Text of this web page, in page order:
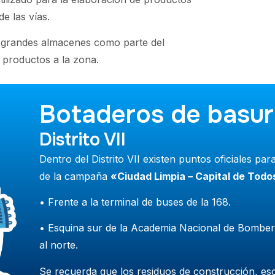
las vías.
almacenes como parte del
a la zona.
Botaderos de
Distrito VIl
Dentro del Distrito VII existen puntos oficiales
de la campaña «Ciudad Limpia – Capital de
• Frente a la terminal de buses de la 168.
• Esquina sur de la Academia Nacional de
al norte.
Se recuerda que los residuos de construcción,